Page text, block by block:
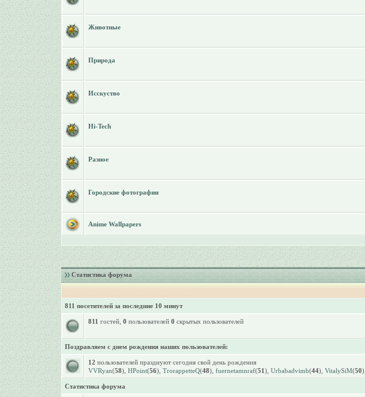
Животные
Природа
Исскуство
Hi-Tech
Разное
Городские фотографии
Anime Wallpapers
Статистика форума
811 посетителей за последние 10 минут
811 гостей, 0 пользователей 0 скрытых пользователей
Поздравляем с днем рождения наших пользователей:
12 пользователей празднуют сегодня свой день рождения
VVRyan(58), HPoint(56), TrorappetteQ(48), fuernetamnraf(51), Urbabadvimb(44), VitalySiM(50),
Статистика форума